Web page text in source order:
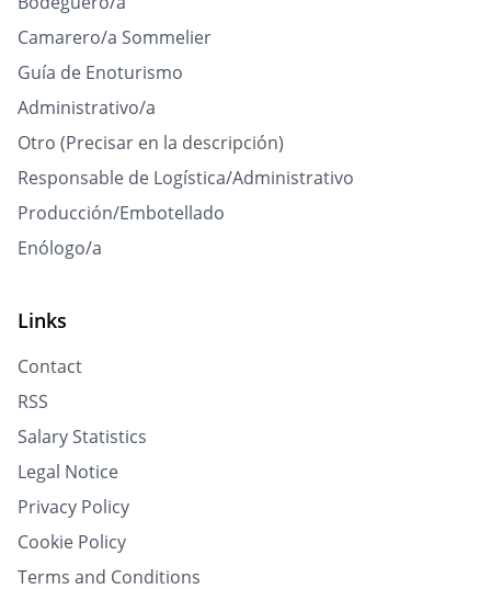
Camarero/a Sommelier
Guía de Enoturismo
Administrativo/a
Otro (Precisar en la descripción)
Responsable de Logística/Administrativo
Producción/Embotellado
Enólogo/a
Links
Contact
RSS
Salary Statistics
Legal Notice
Privacy Policy
Cookie Policy
Terms and Conditions